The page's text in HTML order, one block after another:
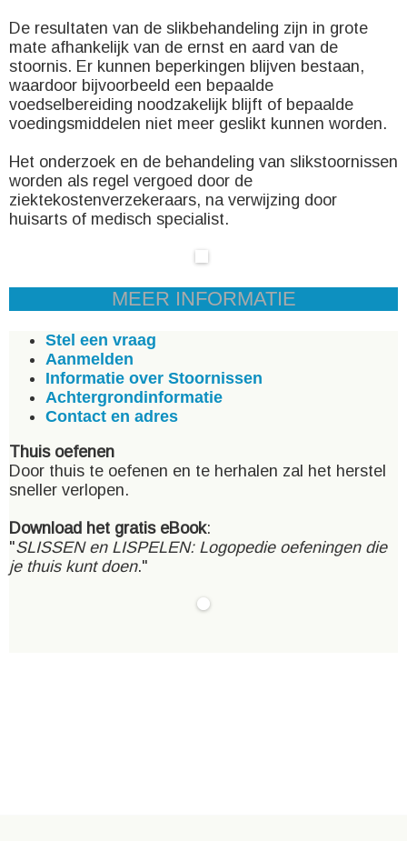
De resultaten van de slikbehandeling zijn in grote
mate afhankelijk van de ernst en aard van de
stoornis. Er kunnen beperkingen blijven bestaan,
waardoor bijvoorbeeld een bepaalde
voedselbereiding noodzakelijk blijft of bepaalde
voedingsmiddelen niet meer geslikt kunnen worden.
Het onderzoek en de behandeling van slikstoornissen
worden als regel vergoed door de
ziektekostenverzekeraars, na verwijzing door
huisarts of medisch specialist.
MEER INFORMATIE
Stel een vraag
Aanmelden
Informatie over Stoornissen
Achtergrondinformatie
Contact en adres
Thuis oefenen
Door thuis te oefenen en te herhalen zal het herstel
sneller verlopen.
Download het gratis eBook:
"SLISSEN en LISPELEN: Logopedie oefeningen die
je thuis kunt doen."